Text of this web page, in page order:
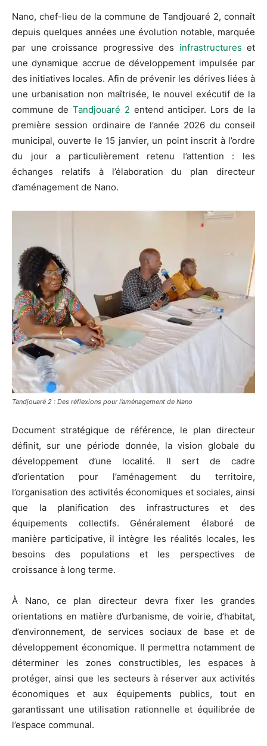
Nano, chef-lieu de la commune de Tandjouaré 2, connaît
depuis quelques années une évolution notable, marquée
par une croissance progressive des infrastructures et
une dynamique accrue de développement impulsée par
des initiatives locales. Afin de prévenir les dérives liées à
une urbanisation non maîtrisée, le nouvel exécutif de la
commune de Tandjouaré 2 entend anticiper. Lors de la
première session ordinaire de l’année 2026 du conseil
municipal, ouverte le 15 janvier, un point inscrit à l’ordre
du jour a particulièrement retenu l’attention : les
échanges relatifs à l’élaboration du plan directeur
d’aménagement de Nano.
Tandjouaré 2 : Des réflexions pour l’aménagement de Nano
Document stratégique de référence, le plan directeur
définit, sur une période donnée, la vision globale du
développement d’une localité. Il sert de cadre
d’orientation pour l’aménagement du territoire,
l’organisation des activités économiques et sociales, ainsi
que la planification des infrastructures et des
équipements collectifs. Généralement élaboré de
manière participative, il intègre les réalités locales, les
besoins des populations et les perspectives de
croissance à long terme.
À Nano, ce plan directeur devra fixer les grandes
orientations en matière d’urbanisme, de voirie, d’habitat,
d’environnement, de services sociaux de base et de
développement économique. Il permettra notamment de
déterminer les zones constructibles, les espaces à
protéger, ainsi que les secteurs à réserver aux activités
économiques et aux équipements publics, tout en
garantissant une utilisation rationnelle et équilibrée de
l’espace communal.